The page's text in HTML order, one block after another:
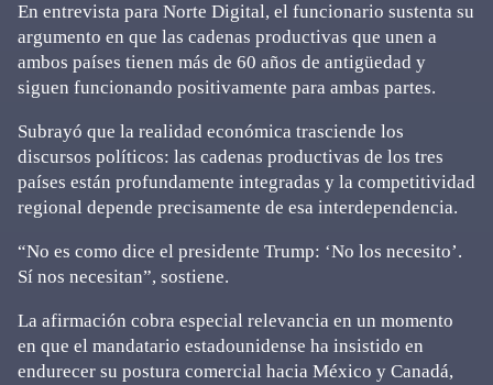
En entrevista para Norte Digital, el funcionario sustenta su
argumento en que las cadenas productivas que unen a
ambos países tienen más de 60 años de antigüedad y
siguen funcionando positivamente para ambas partes.
Subrayó que la realidad económica trasciende los
discursos políticos: las cadenas productivas de los tres
países están profundamente integradas y la competitividad
regional depende precisamente de esa interdependencia.
“No es como dice el presidente Trump: ‘No los necesito’.
Sí nos necesitan”, sostiene.
La afirmación cobra especial relevancia en un momento
en que el mandatario estadounidense ha insistido en
endurecer su postura comercial hacia México y Canadá,